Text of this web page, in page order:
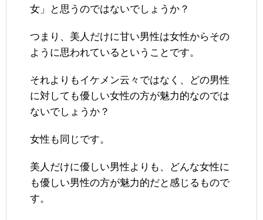
女」と思うのではないでしょうか？
つまり、美人だけに甘い男性は女性からその
ように思われているということです。
それよりもイケメン云々ではなく、どの男性
に対しても優しい女性の方が魅力的なのでは
ないでしょうか？
女性も同じです。
美人だけに優しい男性よりも、どんな女性に
も優しい男性の方が魅力的だと感じるもので
す。